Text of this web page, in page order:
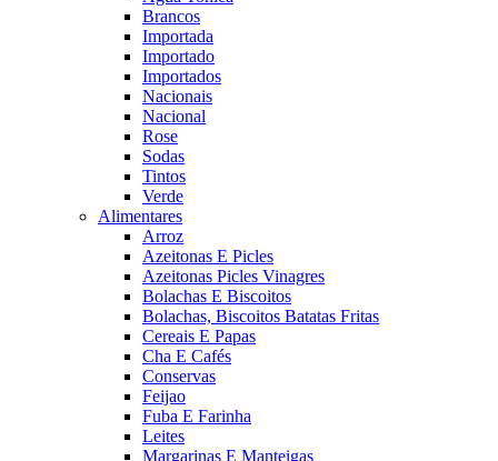
Brancos
Importada
Importado
Importados
Nacionais
Nacional
Rose
Sodas
Tintos
Verde
Alimentares
Arroz
Azeitonas E Picles
Azeitonas Picles Vinagres
Bolachas E Biscoitos
Bolachas, Biscoitos Batatas Fritas
Cereais E Papas
Cha E Cafés
Conservas
Feijao
Fuba E Farinha
Leites
Margarinas E Manteigas